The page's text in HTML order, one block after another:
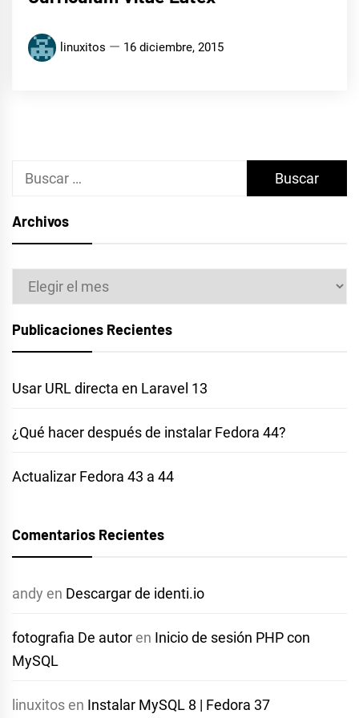
linuxitos 16 diciembre, 2015
Buscar:
Archivos
Archivos
Publicaciones Recientes
Usar URL directa en Laravel 13
¿Qué hacer después de instalar Fedora 44?
Actualizar Fedora 43 a 44
Comentarios Recientes
andy en Descargar de identi.io
fotografia De autor en Inicio de sesión PHP con
MySQL
linuxitos en Instalar MySQL 8 | Fedora 37